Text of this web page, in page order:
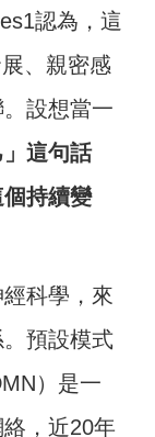
認為，這
、親密感
設想當一
」這句話
持續變
科學，來
預設模式
）是一
，近20年